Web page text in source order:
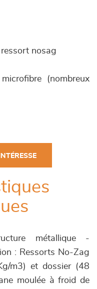
nosag
(nombreux
métallique -
: Ressorts No-Zag
m3) et dossier (48
moulée à froid de